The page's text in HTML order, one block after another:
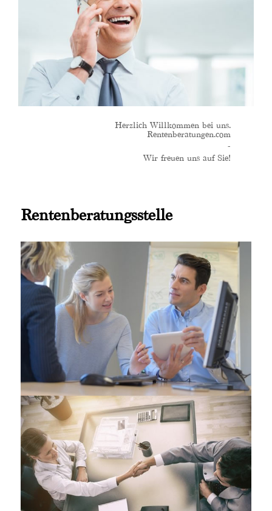
Herzlich Willkommen bei uns.
Rentenberatungen.com
-
Wir freuen uns auf Sie!
Rentenberatungsstelle